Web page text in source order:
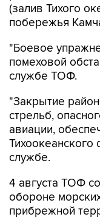
(залив Тихого
побережья
"Боевое
помеховой
службе ТОФ.
"Закрытие
стрельб,
авиации,
службе.
4 августа ТОФ
обороне
прибрежной